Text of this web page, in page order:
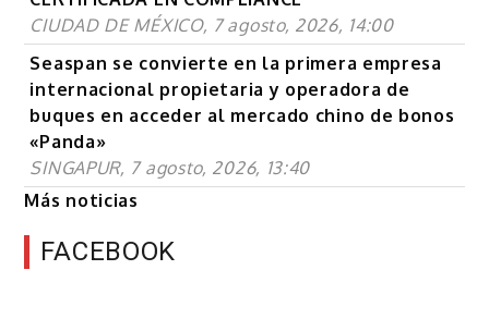
CIUDAD DE MÉXICO, 7 agosto, 2026, 14:00
Seaspan se convierte en la primera empresa
internacional propietaria y operadora de
buques en acceder al mercado chino de bonos
«Panda»
SINGAPUR, 7 agosto, 2026, 13:40
Más noticias
FACEBOOK